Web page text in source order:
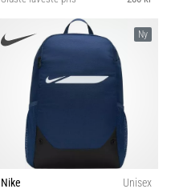
Ny
Nike
Unisex